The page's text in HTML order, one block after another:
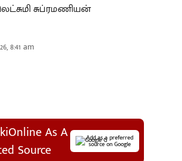
சுப்ரமணியன்
8:41 am
As A
Source
Add as a preferred
source on Google